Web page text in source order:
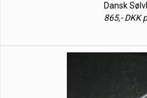
Dansk
865,- DKK